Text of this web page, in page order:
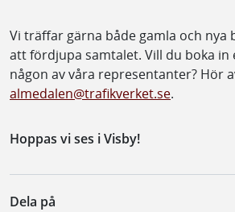
Vi träffar gärna både gamla och nya
att fördjupa samtalet. Vill du boka
någon av våra representanter? Hör
almedalen@trafikverket.se.
Hoppas vi ses i Visby!
Dela på